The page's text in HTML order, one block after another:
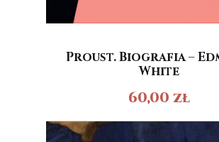
Proust. Biografia –
White
60,00 zł